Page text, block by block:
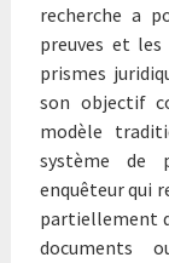
recherche a
preuves et les
prismes
son objectif
modèle
système de
enquêteur qui
partiellement
documents